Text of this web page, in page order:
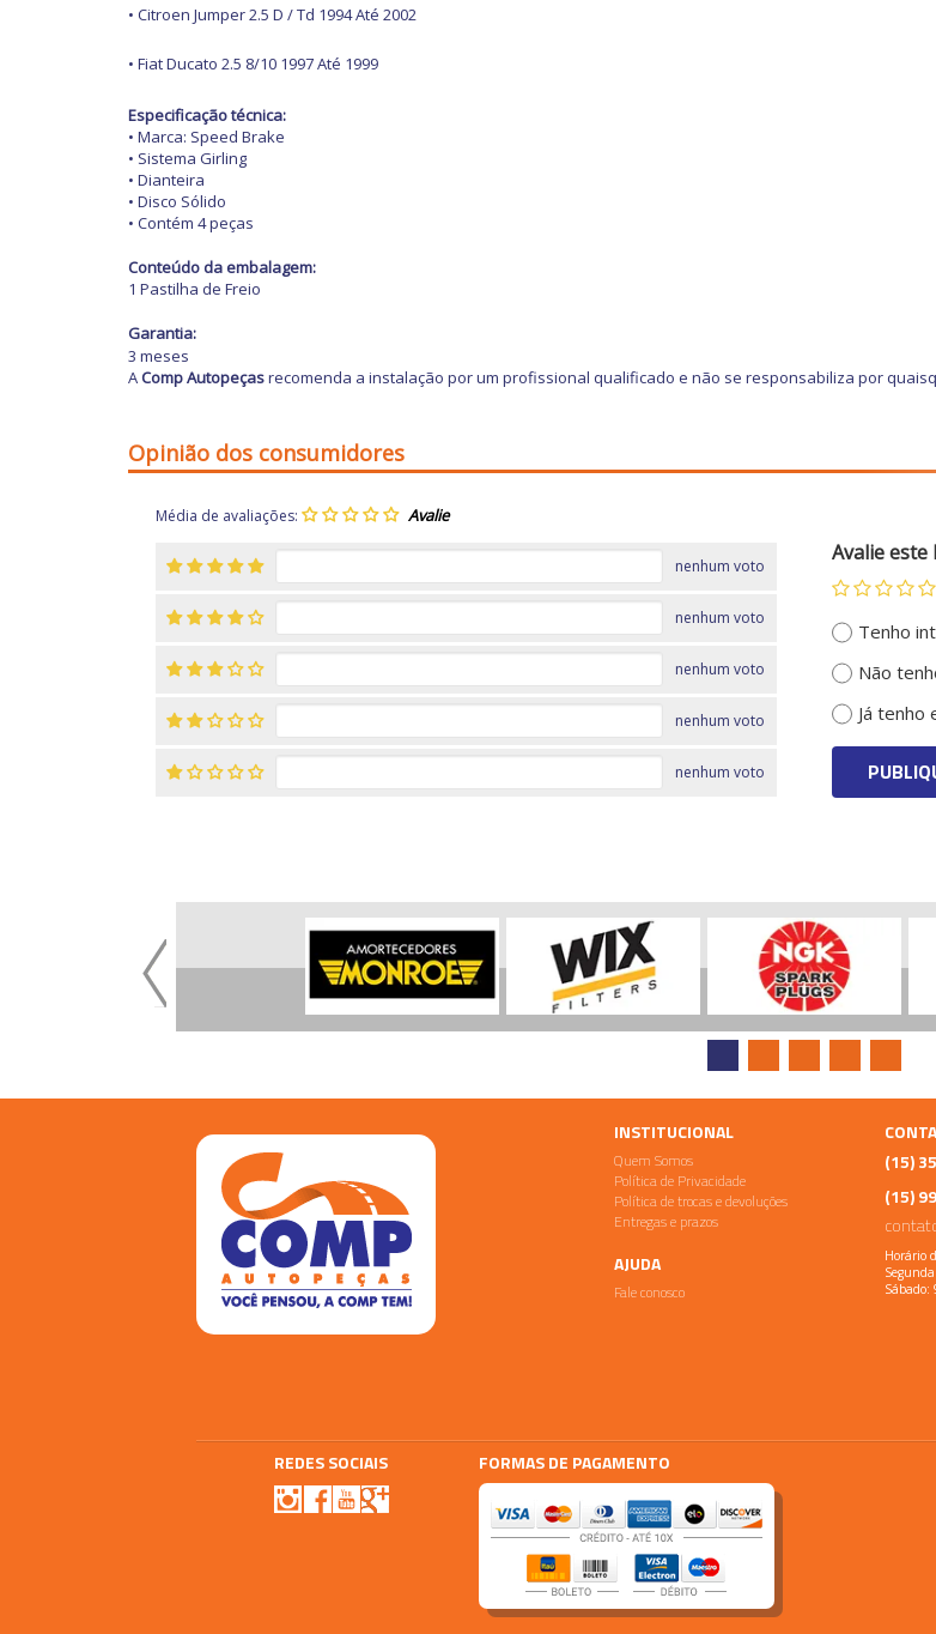
• Citroen Jumper 2.5 D / Td 1994 Até 2002
• Fiat Ducato 2.5 8/10 1997 Até 1999
Especificação técnica:
• Marca: Speed Brake
• Sistema Girling
• Dianteira
• Disco Sólido
• Contém 4 peças
Conteúdo da embalagem:
1 Pastilha de Freio
Garantia:
3 meses
AComp Autopeçasrecomenda a instalação por um profissional qualificado e não se responsabiliza por
Opinião dos consumidores
Média de avaliações:
nenhum voto
nenhum voto
nenhum voto
nenhum voto
nenhum voto
Avalie
Tenho
Não
Já tenho
INSTITUCIONAL
Quem Somos
Política de Privacidade
Política de trocas e devoluções
Entregas e prazos
AJUDA
Fale conosco
(15)
(15)
Horário
Sábado:
REDES SOCIAIS FORMAS DE PAGAMENTO